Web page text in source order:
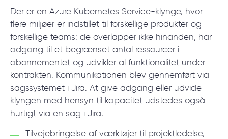
Der er en Azure Kubernetes Service-klynge, hvor
flere miljøer er indstillet til forskellige produkter og
forskellige teams: de overlapper ikke hinanden, har
adgang til et begrænset antal ressourcer i
abonnementet og udvikler al funktionalitet under
kontrakten. Kommunikationen blev gennemført via
sagssystemet i Jira. At give adgang eller udvide
klyngen med hensyn til kapacitet udstedes også
hurtigt via en sag i Jira.
Tilvejebringelse af værktøjer til projektledelse,